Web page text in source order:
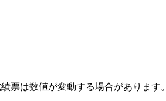
票は数値が変動する場合があります。